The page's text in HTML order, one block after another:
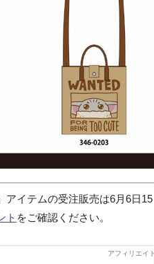
アイテムの受注販売は6月6日15
ト をご確認ください。